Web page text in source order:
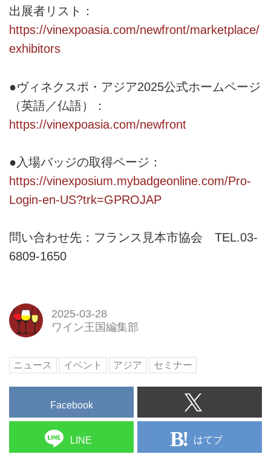
出展者リスト：
https://vinexpoasia.com/newfront/marketplace/
exhibitors
●ヴィネクスポ・アジア2025公式ホームページ
（英語／仏語）：
https://vinexpoasia.com/newfront
●入場バッジの取得ページ：
https://vinexposium.mybadgeonline.com/Pro-
Login-en-US?trk=GPROJAP
問い合わせ先：フランス見本市協会 TEL.03-
6809-1650
2025-03-28
ワイン王国編集部
ニュース イベント アジア セミナー
Facebook
LINE はてブ